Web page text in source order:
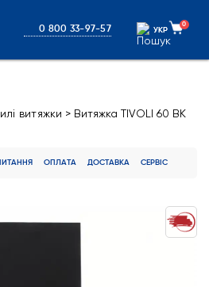
0 800 33-97-57 УКР
УКР
0
витяжки > Витяжка TIVOLI 60 BK
ОПЛАТА ДОСТАВКА СЕРВІС